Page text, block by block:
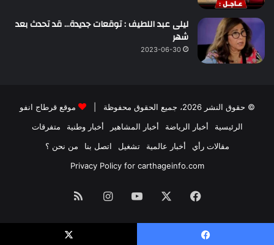
ليلى عبد اللطيف : توقعات جديدة… قد تحدث بعد
شهر
2023-06-30
© حقوق النشر 2026، جميع الحقوق محفوظة |
موقع قرطاج انفو
الرئيسية
أخبار الرياضة أخبار المشاهير أخبار وطنية
متفرقات
مقالات رأي
أخبار عالمية تشغيل اتصل بنا
من نحن ؟
Privacy Policy for carthageinfo.com
فيسبوك ‫YouTubeانستقرام
الموقع